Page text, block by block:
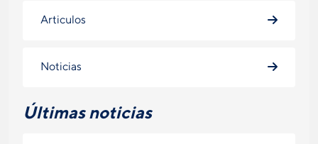
Articulos
Noticias
Últimas noticias